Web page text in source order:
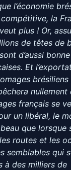
l’économie
la
plus ! Or,
de têtes de
d’aussi
Et
brésiliens
nullement
français se
un libéral, le
que lorsque
routes et les
semblables qui
à des milliers de